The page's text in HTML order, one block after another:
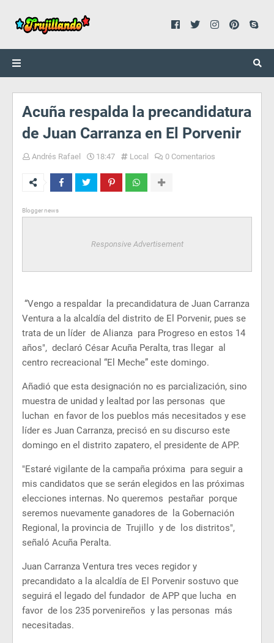
Acuña respalda la precandidatura
de Juan Carranza en El Porvenir
Andrés Rafael 18:47 Local 0 Comentarios
Blogger news
Responsive Advertisement
“Vengo a respaldar la precandidatura de Juan Carranza
Ventura a la alcaldía del distrito de El Porvenir, pues se
trata de un líder de Alianza para Progreso en estos 14
años", declaró César Acuña Peralta, tras llegar al
centro recreacional “El Meche” este domingo.
Añadió que esta designación no es parcialización, sino
muestra de unidad y lealtad por las personas que
luchan en favor de los pueblos más necesitados y ese
líder es Juan Carranza, precisó en su discurso este
domingo en el distrito zapatero, el presidente de APP.
"Estaré vigilante de la campaña próxima para seguir a
mis candidatos que se serán elegidos en las próximas
elecciones internas. No queremos pestañar porque
seremos nuevamente ganadores de la Gobernación
Regional, la provincia de Trujillo y de los distritos",
señaló Acuña Peralta.
Juan Carranza Ventura tres veces regidor y
precandidato a la alcaldía de El Porvenir sostuvo que
seguirá el legado del fundador de APP que lucha en
favor de los 235 porvenireños y las personas más
necesitadas.